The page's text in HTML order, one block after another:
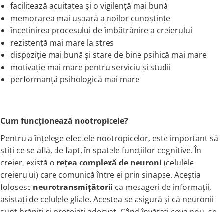
Tiamina (Vitamina B1)
Taurina
Tirozina
Tribulus (Coltii Babei)
Triptofan
Turmeric (Curcumin)
U
Ulm Alunecos (Slippery Elm)
Urzica (Stinging Nettle)
Usturoi (Garlic)
V
Valeriana
Vitamina B12 (Cobalamina)
Vitamina A (Retinol)
facilitează acuitatea și o vigilență mai bună
memorarea mai ușoară a noilor cunoștințe
încetinirea procesului de îmbătrânire a creierului
rezistență mai mare la stres
dispoziție mai bună și stare de bine psihică mai mare
motivație mai mare pentru serviciu și studii
performanță psihologică mai mare
Cum funcționează nootropicele?
Pentru a înțelege efectele nootropicelor, este important să
știți ce se află, de fapt, în spatele funcțiilor cognitive. În
creier, există o rețea complexă de neuroni (celulele
creierului) care comunică între ei prin sinapse. Aceștia
folosesc neurotransmițătorii ca mesageri de informații,
asistați de celulele gliale. Acestea se asigură și că neuronii